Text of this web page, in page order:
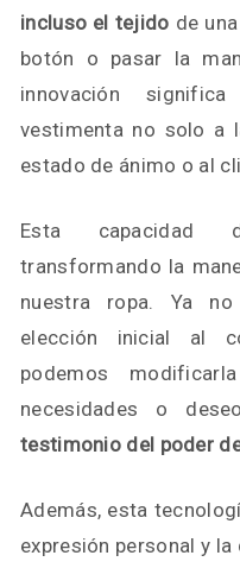
incluso el tejido de
botón o pasar la
innovación
vestimenta no solo a
estado de ánimo o al
Esta capacidad
transformando la
nuestra ropa. Ya
elección inicial al
podemos
necesidades o
testimonio del poder
Además, esta
expresión personal y